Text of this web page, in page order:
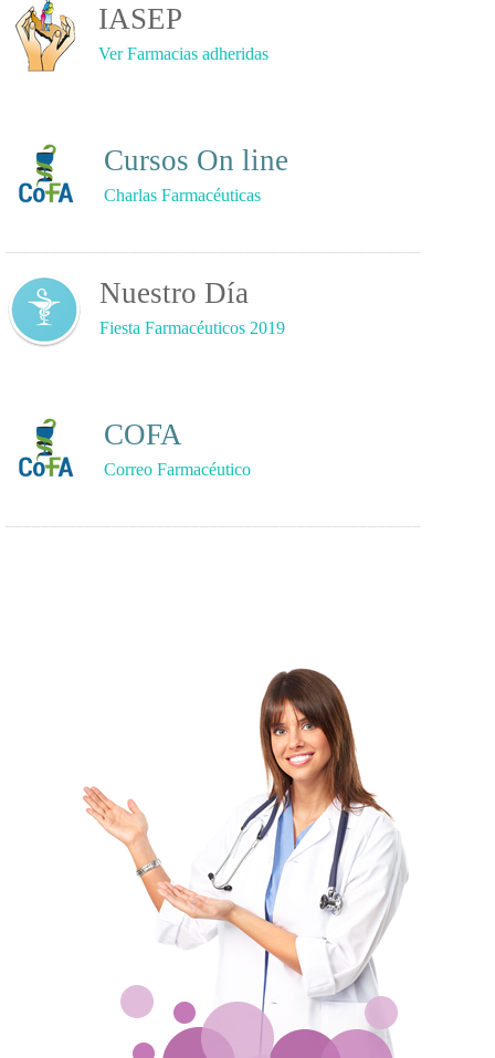
IASEP
Ver Farmacias adheridas
Cursos On line
Charlas Farmacéuticas
Nuestro Día
Fiesta Farmacéuticos 2019
COFA
Correo Farmacéutico